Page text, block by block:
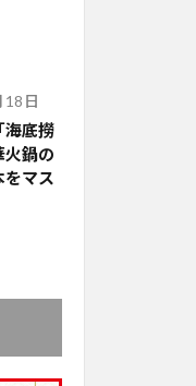
日
海底撈
火鍋の
マス